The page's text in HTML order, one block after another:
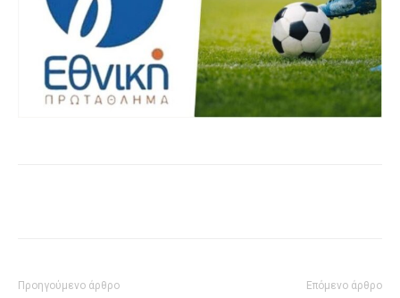
Προηγούμενο άρθρο Επόμενο άρθρο